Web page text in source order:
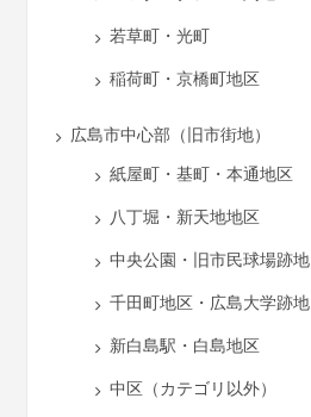
若草町・光町
稲荷町・京橋町地区
広島市中心部（旧市街地）
紙屋町・基町・本通地区
八丁堀・新天地地区
中央公園・旧市民球場跡地
千田町地区・広島大学跡地
新白島駅・白島地区
中区（カテゴリ以外）